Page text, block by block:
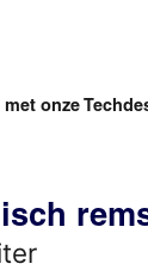
met onze